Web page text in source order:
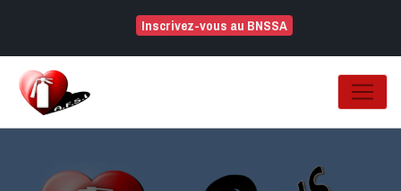
Inscrivez-vous au BNSSA